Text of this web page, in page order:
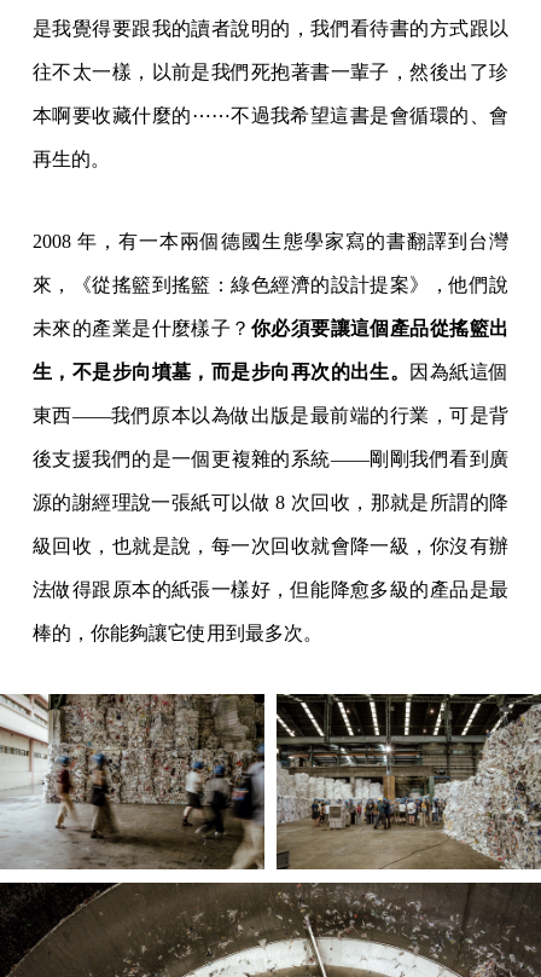
2008 年，有一本兩個德國生態學家寫的書翻譯到台灣
來，《從搖籃到搖籃：綠色經濟的設計提案》，他們說
未來的產業是什麼樣子？
東西——我們原本以為做出版是最前端的行業，可是背
後支援我們的是一個更複雜的系統——剛剛我們看到廣
源的謝經理說一張紙可以做 8 次回收，那就是所謂的降
級回收，也就是說，每一次回收就會降一級，你沒有辦
法做得跟原本的紙張一樣好，但能降愈多級的產品是最
棒的，你能夠讓它使用到最多次。